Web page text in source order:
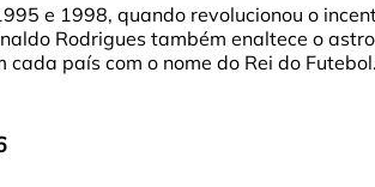
e 1998, quando revolucionou o
Rodrigues também enaltece o
país com o nome do Rei do